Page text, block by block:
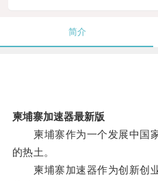
简介
柬埔寨加速器最新版
柬埔寨作为一个发展中国家
的热土。
柬埔寨加速器作为创新创